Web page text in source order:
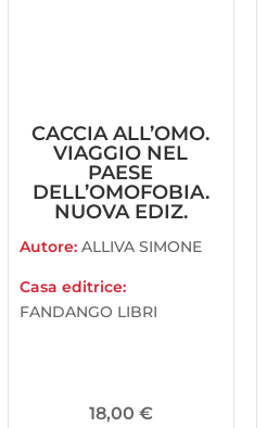
CACCIA ALL’OMO.
VIAGGIO NEL
PAESE
DELL’OMOFOBIA.
NUOVA EDIZ.
Autore: ALLIVA SIMONE
Casa editrice:
FANDANGO LIBRI
18,00 €